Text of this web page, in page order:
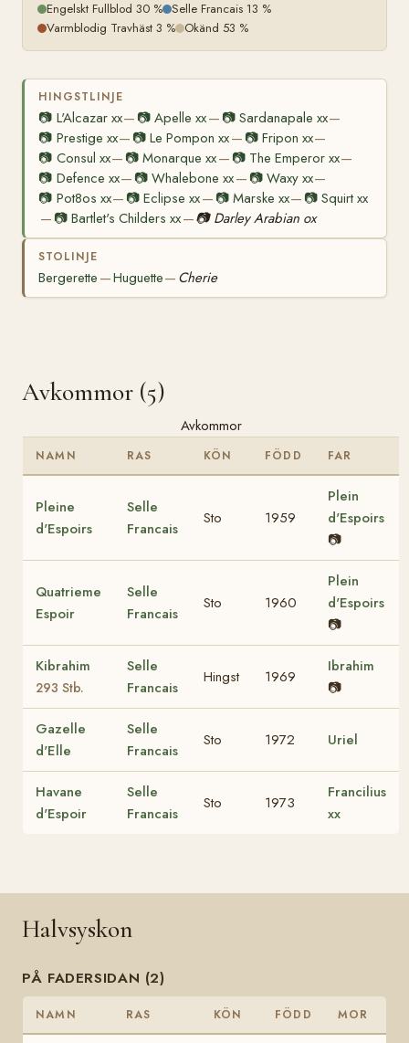
Engelskt Fullblod 30 % Selle Francais 13 %
Varmblodig Travhäst 3 % Okänd 53 %
HINGSTLINJE
📷 L'Alcazar xx— 📷Apelle xx— 📷 Sardanapale xx—
📷 Prestige xx— 📷Le Pompon xx— 📷 Fripon xx—
📷 Consul xx— 📷Monarque xx— 📷 The Emperor xx—
📷 Defence xx— 📷Whalebone xx— 📷 Waxy xx—
📷 Pot8os xx— 📷Eclipse xx— 📷 Marske xx— 📷 Squirt xx
— 📷Bartlet's Childers xx—📷 Darley Arabian ox
STOLINJE
Bergerette —Huguette— Cherie
Avkommor (5)
Avkommor
NAMN RAS KÖN FÖDD FAR
Pleine
d'Espoirs
Selle
Francais
Sto 1959
Plein
d'Espoirs
📷
Quatrieme
Espoir
Selle
Francais
Sto 1960
Plein
d'Espoirs
📷
Kibrahim
293 Stb.
Selle
Francais
Hingst 1969
Ibrahim
📷
Gazelle
d'Elle
Selle
Francais
Sto 1972 Uriel
Havane
d'Espoir
Selle
Francais
Sto 1973
Francilius
xx
Halvsyskon
PÅ FADERSIDAN (2)
NAMN RAS KÖN FÖDD MOR